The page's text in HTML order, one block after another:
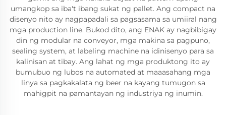
umangkop sa iba't ibang sukat ng pallet. Ang compact na
disenyo nito ay nagpapadali sa pagsasama sa umiiral nang
mga production line. Bukod dito, ang ENAK ay nagbibigay
din ng modular na conveyor, mga makina sa pagpuno,
sealing system, at labeling machine na idinisenyo para sa
kalinisan at tibay. Ang lahat ng mga produktong ito ay
bumubuo ng lubos na automated at maaasahang mga
linya sa pagkakalata ng beer na kayang tumugon sa
mahigpit na pamantayan ng industriya ng inumin.